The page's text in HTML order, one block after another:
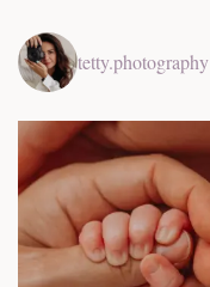
tetty.photography